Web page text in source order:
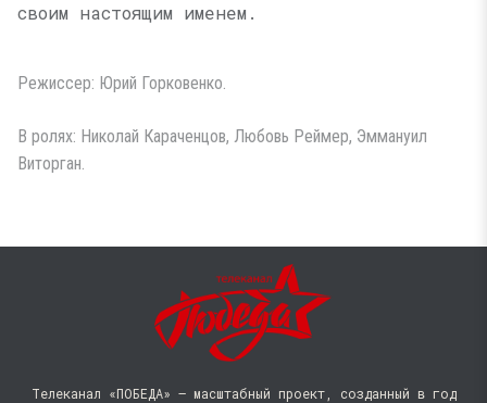
своим настоящим именем.
Режиссер: Юрий Горковенко.
В ролях: Николай Караченцов, Любовь Реймер, Эммануил
Виторган.
Телеканал «ПОБЕДА» — масштабный проект, созданный в год